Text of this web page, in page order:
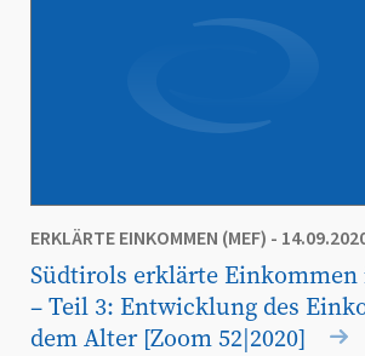
ERKLÄRTE EINKOMMEN (MEF) -
Südtirols erklärte Einkommen
– Teil 3: Entwicklung des
dem Alter [Zoom 52|2020]